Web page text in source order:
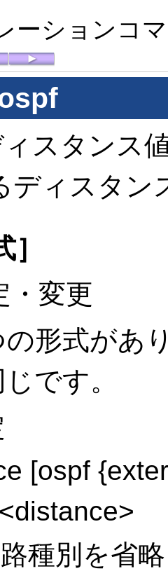
ーションコ
スタンス
ディスタン
］
・変更
の形式があ
です。
[ospf
種別を省略